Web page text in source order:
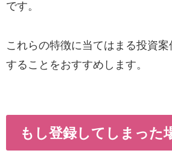
です。
これらの特徴に当てはまる投資
することをおすすめします。
もし登録してしまった